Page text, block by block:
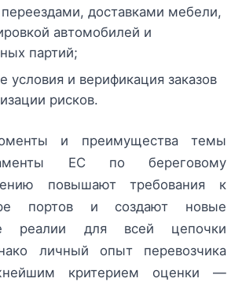
доставками мебели,
автомобилей и
партий;
условия и верификация заказов
рисков.
и преимущества темы
ЕС по береговому
повышают требования к
портов и создают новые
реалии для всей цепочки
личный опыт перевозчика
критерием оценки —